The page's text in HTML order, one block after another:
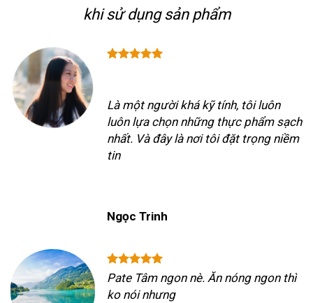
khi sử dụng sản phẩm
Là một người khá kỹ tính, tôi luôn
luôn lựa chọn những thực phẩm sạch
nhất. Và đây là nơi tôi đặt trọng niềm
tin
Ngọc Trinh
Pate Tâm ngon nè. Ăn nóng ngon thì
ko nói nhưng